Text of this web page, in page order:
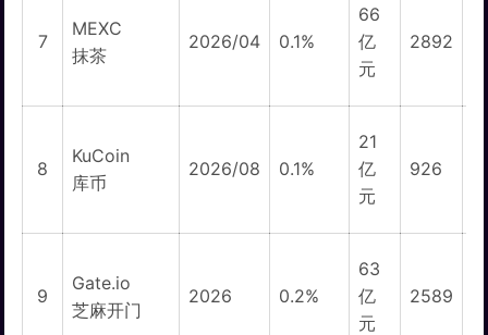
7
MEXC
抹茶
2026/04 0.1%
66
亿
元
2892
8
KuCoin
库币
2026/08 0.1%
21
亿
元
926
9
Gate.io
芝麻开门
2026 0.2%
63
亿
元
2589